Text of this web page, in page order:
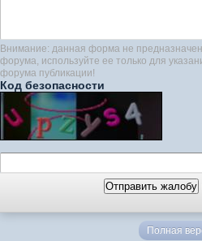
Внимание: данная форма не
форума, используйте ее только для
форума публикации!
Код безопасности
Полная